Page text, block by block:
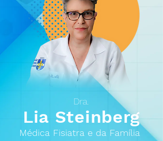
Dra.
Lia Steinberg
Médica Fisiatra e da Família